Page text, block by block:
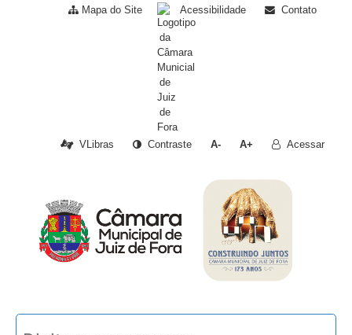
Mapa do Site Acessibilidade Contato
VLibras Contraste A- A+ Acessar